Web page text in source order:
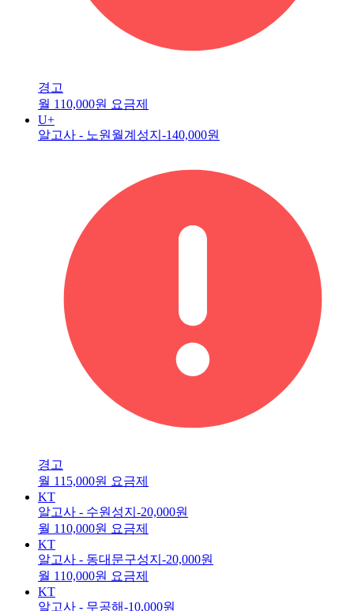
경고
월 110,000원 요금제
U+
알고사 - 노원월계성지 -140,000원
경고
월 115,000원 요금제
KT
알고사 - 수원성지 -20,000원
월 110,000원 요금제
KT
알고사 - 동대문구성지 -20,000원
월 110,000원 요금제
KT
알고사 - 무공해-10,000원